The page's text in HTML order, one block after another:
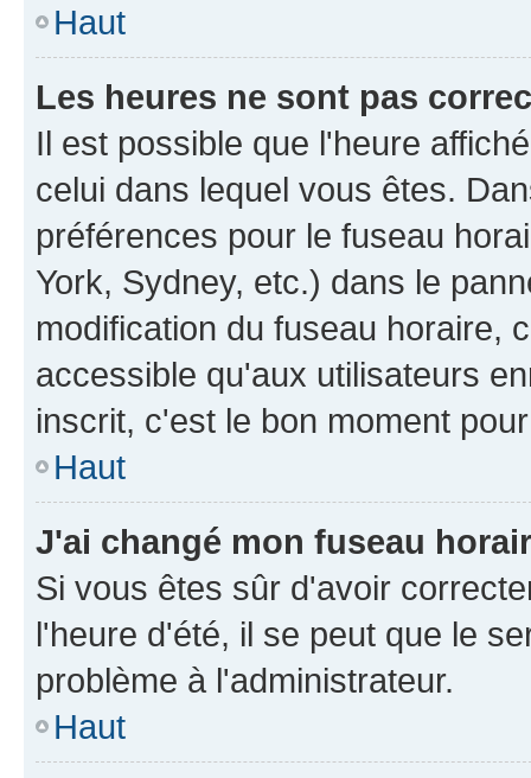
Haut
Les heures ne sont pas
Il est possible que l'heure
celui dans lequel vous êtes.
préférences pour le fuseau
York, Sydney, etc.) dans le
modification du fuseau horaire,
accessible qu'aux utilisateurs
inscrit, c'est le bon moment
Haut
J'ai changé mon fuseau
Si vous êtes sûr d'avoir
l'heure d'été, il se peut que le
problème à l'administrateur.
Haut